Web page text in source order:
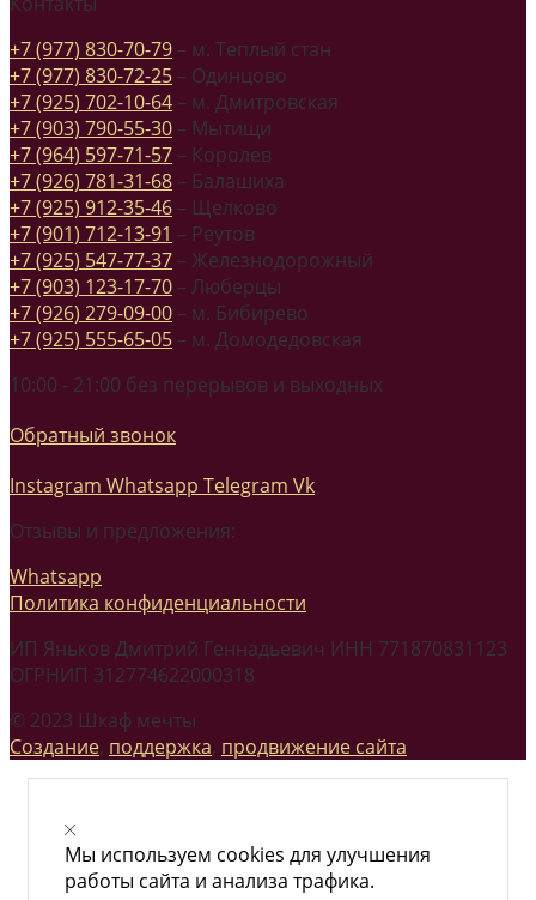
+7 (977) 830-70-79 – м. Теплый стан
+7 (977) 830-72-25 – Одинцово
+7 (925) 702-10-64 – м. Дмитровская
+7 (903) 790-55-30 – Мытищи
+7 (964) 597-71-57 – Королев
+7 (926) 781-31-68 – Балашиха
+7 (925) 912-35-46 – Щелково
+7 (901) 712-13-91 – Реутов
+7 (925) 547-77-37 – Железнодорожный
+7 (903) 123-17-70 – Люберцы
+7 (926) 279-09-00 – м. Бибирево
+7 (925) 555-65-05 – м. Домодедовская
10:00 - 21:00 без перерывов и выходных
Обратный звонок
Instagram Whatsapp Telegram Vk
Отзывы и предложения:
Whatsapp
Политика конфиденциальности
ИП Яньков Дмитрий Геннадьевич ИНН 771870831123
ОГРНИП 312774622000318
© 2023 Шкаф мечты
Создание, поддержка, продвижение сайта
Мы используем cookies для улучшения
работы сайта и анализа трафика.